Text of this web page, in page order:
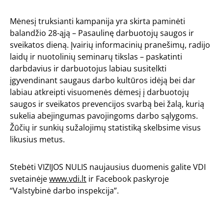
Mėnesį truksianti kampanija yra skirta paminėti
balandžio 28-ąją – Pasaulinę darbuotojų saugos ir
sveikatos dieną. Įvairių informacinių pranešimų, radijo
laidų ir nuotolinių seminarų tikslas – paskatinti
darbdavius ir darbuotojus labiau susitelkti
įgyvendinant saugaus darbo kultūros idėją bei dar
labiau atkreipti visuomenės dėmesį į darbuotojų
saugos ir sveikatos prevencijos svarbą bei žalą, kurią
sukelia abejingumas pavojingoms darbo sąlygoms.
Žūčių ir sunkių sužalojimų statistiką skelbsime visus
likusius metus.
Stebėti VIZIJOS NULIS naujausius duomenis galite VDI
svetainėjewww.vdi.lt ir Facebook paskyroje
“Valstybinė darbo inspekcija”.